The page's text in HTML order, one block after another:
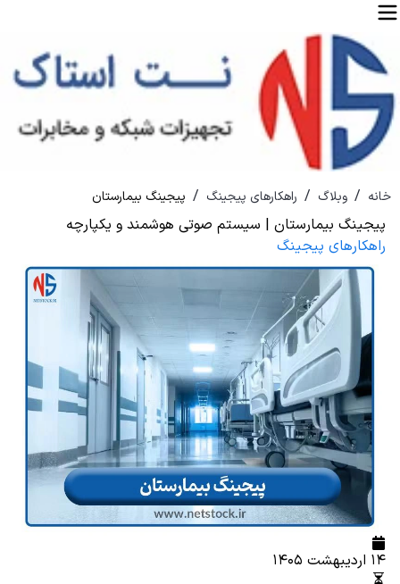
خانه / وبلاگ / راهکارهای پیجینگ / پیجینگ بیمارستان
پیجینگ بیمارستان | سیستم صوتی هوشمند و یکپارچه
راهکارهای پیجینگ
۱۴ اردیبهشت ۱۴۰۵